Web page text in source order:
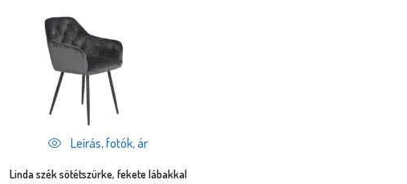
Leírás, fotók, ár
Linda szék sötétszürke, fekete lábakkal